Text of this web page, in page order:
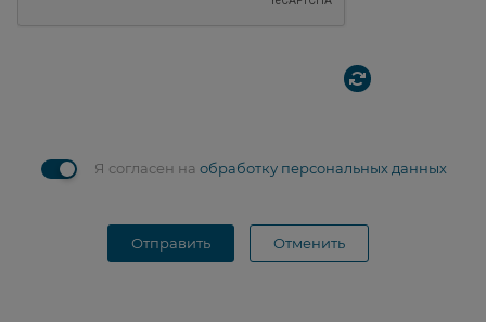
Я согласен на обработку персональных данных
Отправить Отменить